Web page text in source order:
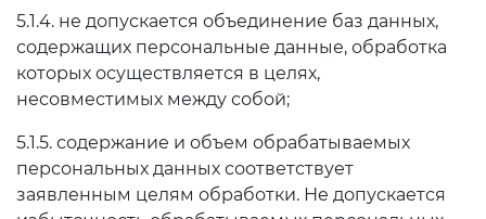
5.1.4. не допускается объединение баз данных,
содержащих персональные данные, обработка
которых осуществляется в целях,
несовместимых между собой;
5.1.5. содержание и объем обрабатываемых
персональных данных соответствует
заявленным целям обработки. Не допускается